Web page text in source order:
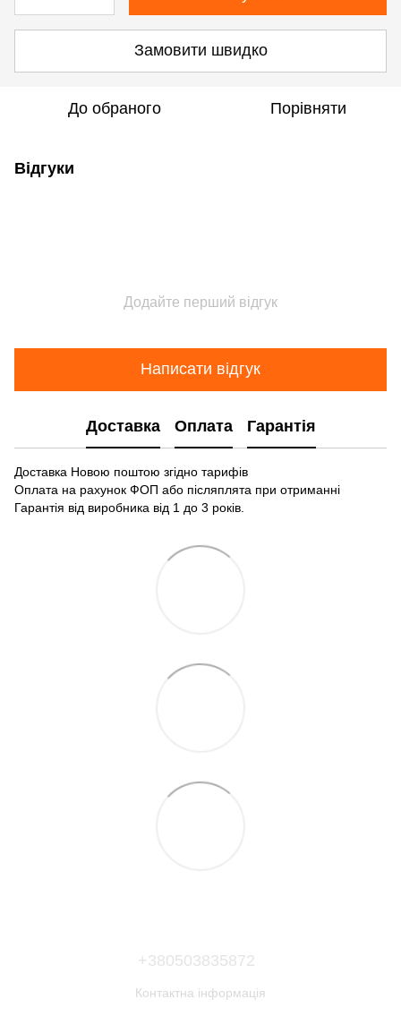
Замовити швидко
До обраного Порівняти
Відгуки
Додайте перший відгук
Написати відгук
Доставка Оплата Гарантія
Доставка Новою поштою згідно тарифів
Оплата на рахунок ФОП або післяплята при отриманні
Гарантія від виробника від 1 до 3 років.
+380503835872
Контактна інформація